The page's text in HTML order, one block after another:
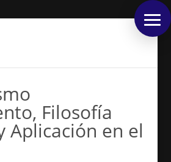
Filosofía
Aplicación en el